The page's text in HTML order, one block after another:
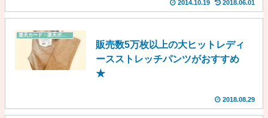
2014.10.19 2018.06.01
楽天カード・楽天ポイント
販売数5万枚以上の大ヒットレディ
ースストレッチパンツがおすすめ
★
2018.08.29